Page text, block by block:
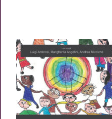
era:
€25,00.